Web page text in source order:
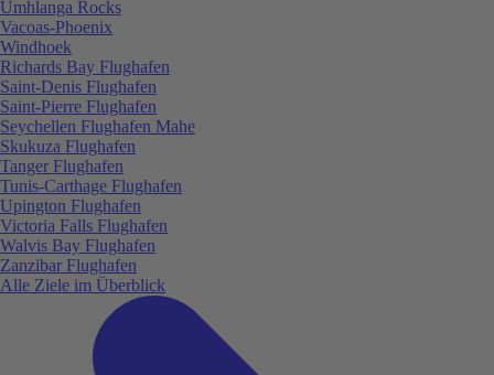
Umhlanga Rocks
Vacoas-Phoenix
Windhoek
Richards Bay Flughafen
Saint-Denis Flughafen
Saint-Pierre Flughafen
Seychellen Flughafen Mahe
Skukuza Flughafen
Tanger Flughafen
Tunis-Carthage Flughafen
Upington Flughafen
Victoria Falls Flughafen
Walvis Bay Flughafen
Zanzibar Flughafen
Alle Ziele im Überblick